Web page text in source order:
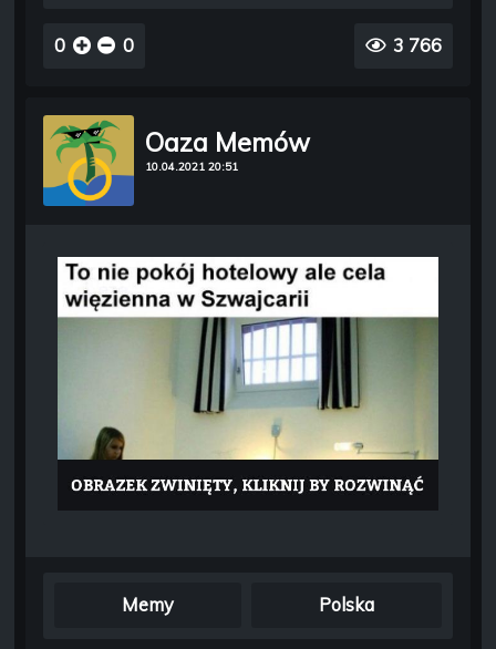
0 0 3 766
Oaza Memów
10.04.2021 20:51
Memy Polska